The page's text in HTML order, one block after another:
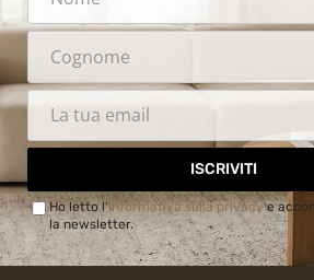
ISCRIVITI
Ho letto l'Informativa sulla privacye
la newsletter.